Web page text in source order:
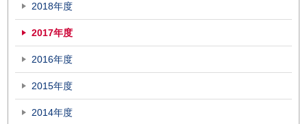
2018年度
2017年度
2016年度
2015年度
2014年度